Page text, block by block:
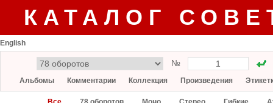
КАТАЛОГ
English
№
Альбомы Комментарии Коллекция Произведения